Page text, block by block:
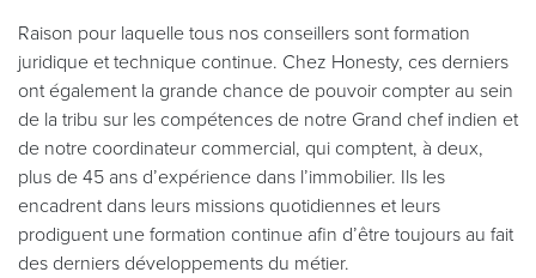
Raison pour laquelle tous nos conseillers sont formation
juridique et technique continue. Chez Honesty, ces derniers
ont également la grande chance de pouvoir compter au sein
de la tribu sur les compétences de notre Grand chef indien et
de notre coordinateur commercial, qui comptent, à deux,
plus de 45 ans d’expérience dans l’immobilier. Ils les
encadrent dans leurs missions quotidiennes et leurs
prodiguent une formation continue afin d’être toujours au fait
des derniers développements du métier.